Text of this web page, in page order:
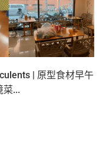
| 原型食材早午
菜...